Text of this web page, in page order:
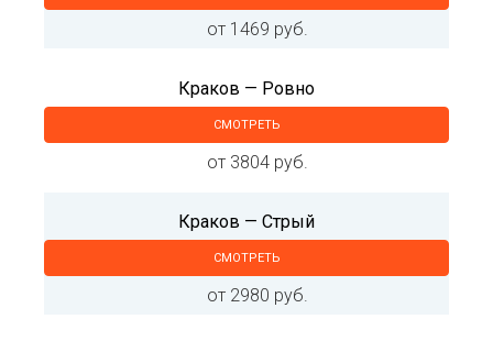
от 1469 руб.
Краков — Ровно
СМОТРЕТЬ
от 3804 руб.
Краков — Стрый
СМОТРЕТЬ
от 2980 руб.